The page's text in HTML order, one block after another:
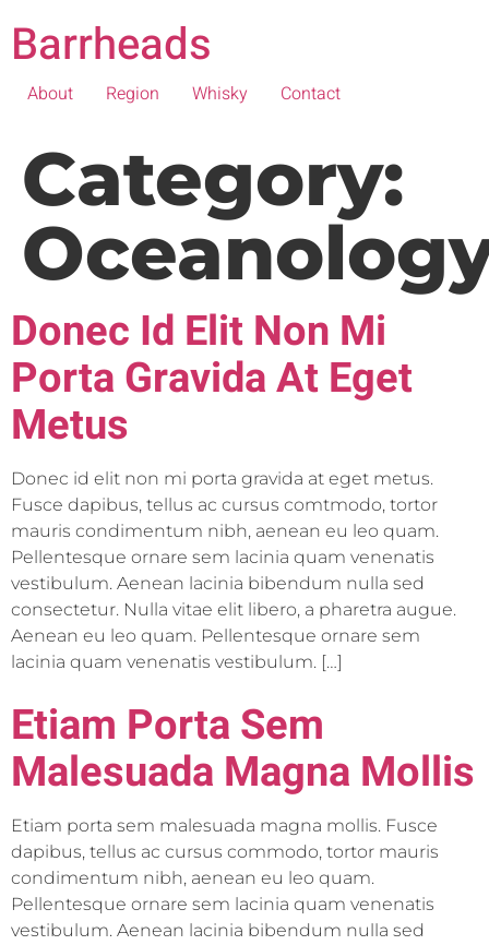
Barrheads
About Region Whisky Contact
Category:
Donec Id Elit Non Mi
Porta Gravida At Eget
Metus
Donec id elit non mi porta gravida at eget metus.
Fusce dapibus, tellus ac cursus comtmodo, tortor
mauris condimentum nibh, aenean eu leo quam.
Pellentesque ornare sem lacinia quam venenatis
vestibulum. Aenean lacinia bibendum nulla sed
consectetur. Nulla vitae elit libero, a pharetra augue.
Aenean eu leo quam. Pellentesque ornare sem
lacinia quam venenatis vestibulum. […]
Etiam Porta Sem
Malesuada Magna Mollis
Etiam porta sem malesuada magna mollis. Fusce
dapibus, tellus ac cursus commodo, tortor mauris
condimentum nibh, aenean eu leo quam.
Pellentesque ornare sem lacinia quam venenatis
vestibulum. Aenean lacinia bibendum nulla sed